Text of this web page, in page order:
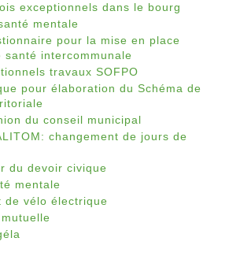
exceptionnels dans le bourg
mentale
pour la mise en place
santé intercommunale
travaux SOFPO
pour élaboration du Schéma de
du conseil municipal
changement de jours de
du devoir civique
mentale
de vélo électrique